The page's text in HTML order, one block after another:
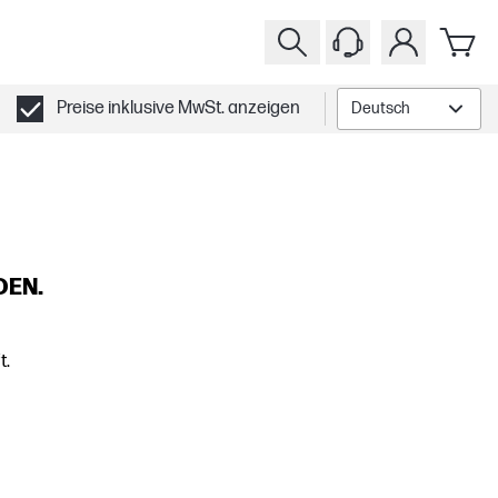
Preise inklusive MwSt. anzeigen Deutsch